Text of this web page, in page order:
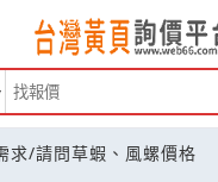
求/請問草蝦、風螺價格